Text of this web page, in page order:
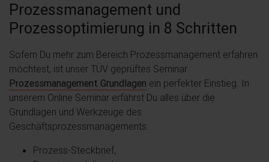
Prozessmanagement und
Prozessoptimierung in 8 Schritten
Sofern Du mehr zum Bereich Prozessmanagement erfahren
möchtest, ist unser TÜV geprüftes Seminar
Prozessmanagement Grundlagen ein perfekter Einstieg. In
unserem Online Seminar erfährst Du alles über die
Grundlagen und Werkzeuge des
Geschäftsprozessmanagements:
Prozess-Steckbrief,